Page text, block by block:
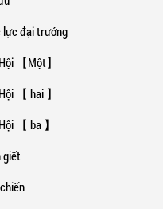
lực đại trướng
【Một】
【 hai 】
【 ba 】
giết